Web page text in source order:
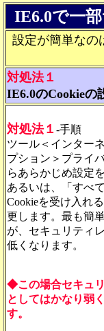
IE6.0で一
設定が簡単なの
対処法１
IE6.0のCookieの
対処法１ -手順
ツール＜インター
プション＞プライ
らあらかじめ設定を
あるいは、「すべ
Cookieを受け入れ
更します。最も簡
が、セキュリティ
低くなります。
◆この場合セキュ
としてはかなり弱
す。